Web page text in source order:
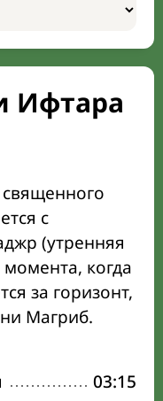
Ифтара
с
(утренняя
когда
за горизонт,
Магриб.
03:15